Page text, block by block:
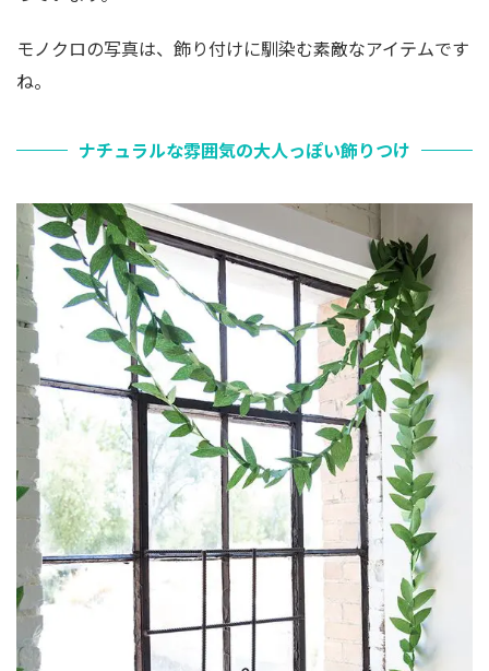
モノクロの写真は、飾り付けに馴染む素敵なアイテムです
ね。
ナチュラルな雰囲気の大人っぽい飾りつけ